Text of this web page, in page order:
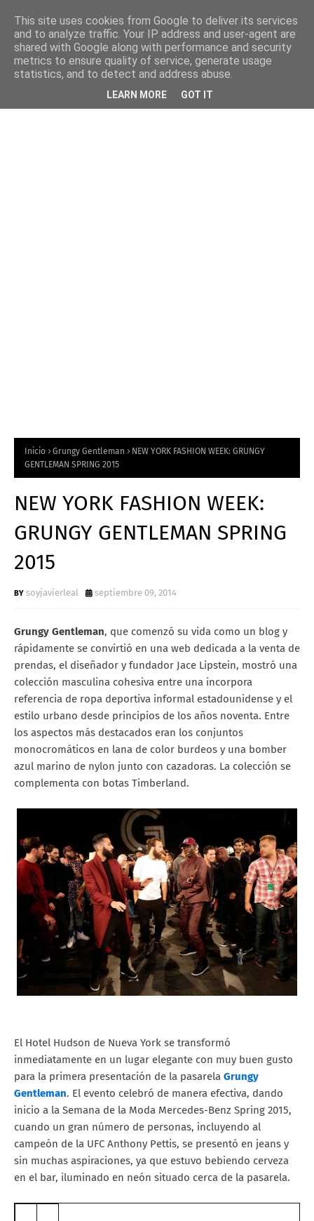
Inicio Grungy Gentleman
NEW YORK FASHION WEEK: GRUNGY
GENTLEMAN SPRING 2015
NEW YORK FASHION WEEK:
GRUNGY GENTLEMAN SPRING
2015
soyjavierleal septiembre 09, 2014
Grungy Gentleman, que comenzó su vida como un blog y
rápidamente se convirtió en una web dedicada a la venta de
prendas, el diseñador y fundador Jace Lipstein, mostró una
colección masculina cohesiva entre una incorpora
referencia de ropa deportiva informal estadounidense y el
estilo urbano desde principios de los años noventa. Entre
los aspectos más destacados eran los conjuntos
monocromáticos en lana de color burdeos y una bomber
azul marino de nylon junto con cazadoras. La colección se
complementa con botas Timberland.
El Hotel Hudson de Nueva York se transformó
inmediatamente en un lugar elegante con muy buen gusto
para la primera presentación de la pasarela Grungy
Gentleman. El evento celebró de manera efectiva, dando
inicio a la Semana de la Moda Mercedes-Benz Spring 2015,
cuando un gran número de personas, incluyendo al
campeón de la UFC Anthony Pettis, se presentó en jeans y
sin muchas aspiraciones, ya que estuvo bebiendo cerveza
en el bar, iluminado en neón situado cerca de la pasarela.
This site uses cookies from Google to deliver its services
and to analyze traffic. Your IP address and user-agent are
shared with Google along with performance and security
metrics to ensure quality of service, generate usage
statistics, and to detect and address abuse.
LEARN MORE GOT IT